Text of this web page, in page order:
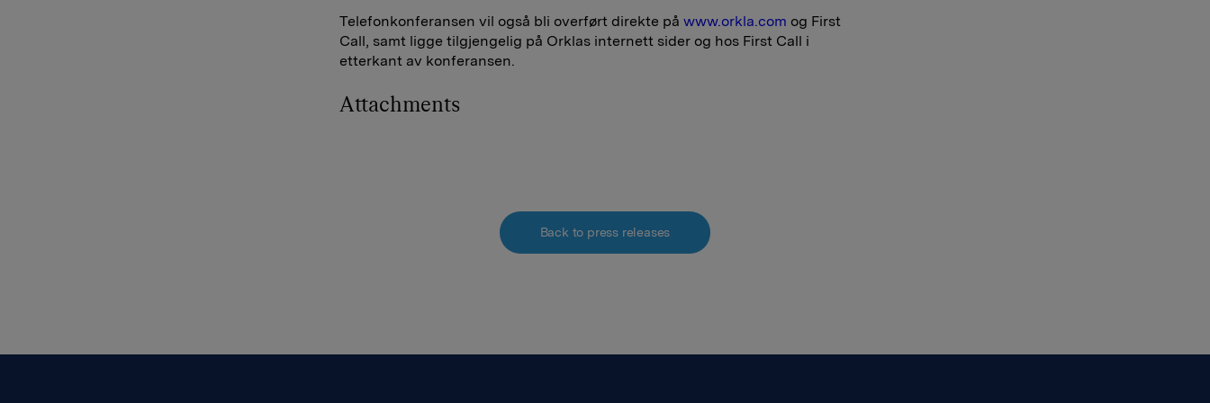
Telefonkonferansen vil også bli overført direkte på www.orkla.com og First
Call, samt ligge tilgjengelig på Orklas internett sider og hos First Call i
etterkant av konferansen.
Attachments
Back to press releases